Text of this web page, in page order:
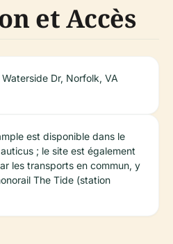
et Accès
Dr, Norfolk, VA
est disponible dans le
; le site est également
les transports en commun, y
The Tide (station